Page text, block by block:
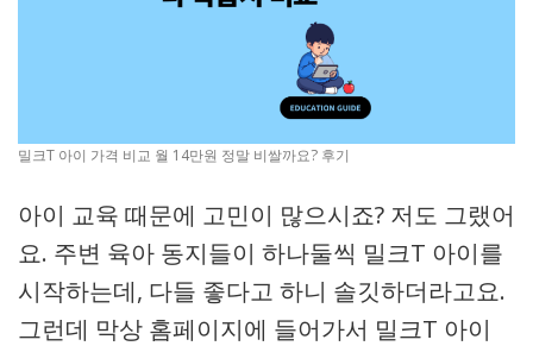
밀크T 아이 가격 비교 월 14만원 정말 비쌀까요? 후기
아이 교육 때문에 고민이 많으시죠? 저도 그랬어
요. 주변 육아 동지들이 하나둘씩 밀크T 아이를
시작하는데, 다들 좋다고 하니 솔깃하더라고요.
그런데 막상 홈페이지에 들어가서 밀크T 아이